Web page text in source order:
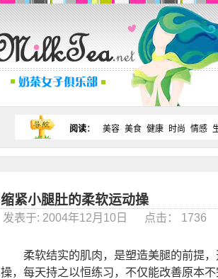
阅读： 美容 美食 健康 时尚 情感
缩紧小腿肚的柔软运动操
发表于: 2004年12月10日 点击： 1736
柔软结实的肌肉，是塑造美腿的前提，
操，每天持之以恒练习，不仅能改善原本